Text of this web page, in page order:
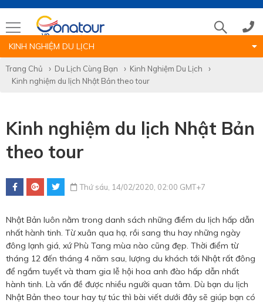
Hotline tour nước ngoài
0786 711 611
Hotline tour trong nước
0783 336 116
Hotine CSKH
0916 404 578
KINH NGHIỆM DU LỊCH
Trang Chủ Du Lịch Cùng Bạn
Kinh Nghiệm Du Lịch
Kinh nghiệm du lịch Nhật Bản theo tour
Kinh nghiệm du lịch Nhật Bản
theo tour
Thứ sáu, 14/02/2020, 02:00 GMT+7
Nhật Bản luôn nằm trong danh sách những điểm du lịch hấp dẫn
nhất hành tinh. Từ xuân qua hạ, rồi sang thu hay những ngày
đông lạnh giá, xứ Phù Tang mùa nào cũng đẹp. Thời điểm từ
tháng 12 đến tháng 4 năm sau, lượng du khách tới Nhật rất đông
để ngắm tuyết và tham gia lễ hội hoa anh đào hấp dẫn nhất
hành tinh. Là vấn đề được nhiều người quan tâm. Dù bạn du lịch
Nhật Bản theo tour hay tự túc thì bài viết dưới đây sẽ giúp bạn có